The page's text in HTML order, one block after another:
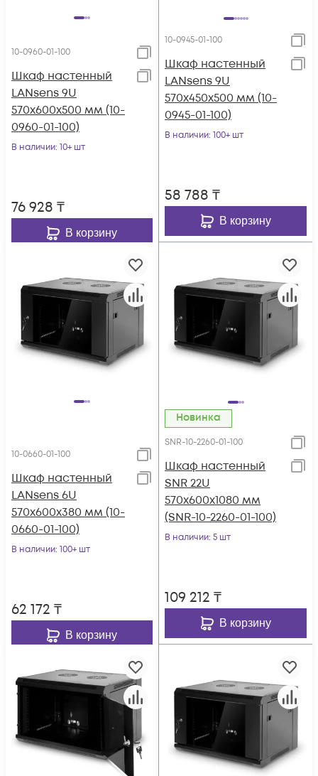
10-0960-01-100
Шкаф настенный
LANsens 9U
570x600x500 мм (10-
0960-01-100)
В наличии: 10+ шт
76 928 ₸
В корзину
10-0945-01-100
Шкаф настенный
LANsens 9U
570x450x500 мм (10-
0945-01-100)
В наличии: 100+ шт
58 788 ₸
В корзину
10-0660-01-100
Шкаф настенный
LANsens 6U
570x600x380 мм (10-
0660-01-100)
В наличии: 100+ шт
62 172 ₸
В корзину
Новинка
SNR-10-2260-01-100
Шкаф настенный
SNR 22U
570x600x1080 мм
(SNR-10-2260-01-100)
В наличии: 5 шт
109 212 ₸
В корзину